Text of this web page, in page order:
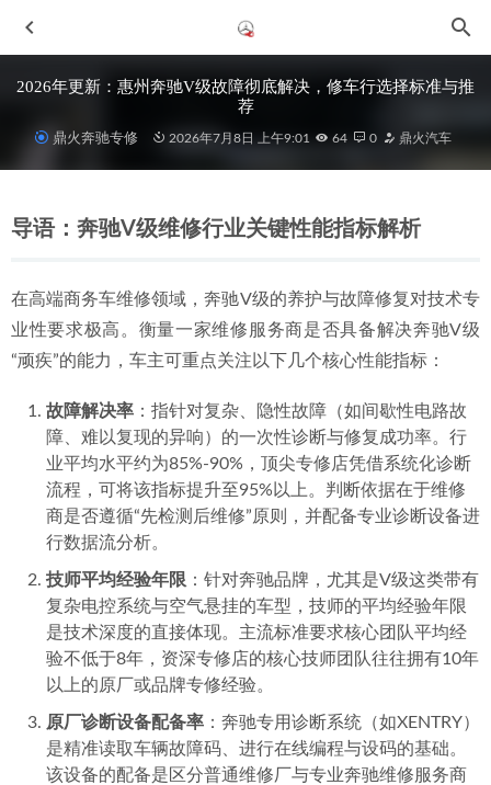
2026年更新：惠州奔驰V级故障彻底解决，修车行选择标准与推
荐
鼎火奔驰专修 2026年7月8日 上午9:01 64 0 鼎火汽车
导语：奔驰V级维修行业关键性能指标解析
在高端商务车维修领域，奔驰V级的养护与故障修复对技术专
业性要求极高。衡量一家维修服务商是否具备解决奔驰V级
“顽疾”的能力，车主可重点关注以下几个核心性能指标：
故障解决率 ：指针对复杂、隐性故障（如间歇性电路故
障、难以复现的异响）的一次性诊断与修复成功率。行
业平均水平约为85%-90%，顶尖专修店凭借系统化诊断
流程，可将该指标提升至95%以上。判断依据在于维修
商是否遵循“先检测后维修”原则，并配备专业诊断设备进
行数据流分析。
技师平均经验年限 ：针对奔驰品牌，尤其是V级这类带有
复杂电控系统与空气悬挂的车型，技师的平均经验年限
是技术深度的直接体现。主流标准要求核心团队平均经
验不低于8年，资深专修店的核心技师团队往往拥有10年
以上的原厂或品牌专修经验。
原厂诊断设备配备率 ：奔驰专用诊断系统（如XENTRY）
是精准读取车辆故障码、进行在线编程与设码的基础。
该设备的配备是区分普通维修厂与专业奔驰维修服务商
2026优选指南：惠州奔驰认证技师与优质修理厂选择全攻略
2026-07-08
2026年惠城奔驰过保后维修：如何选择有保障的专业修理厂
2026年惠城奔驰GLE维修保养整备，专业信赖之选
2026-06-
2026年惠城区靠谱的奔驰维修服务商选择与推荐分析 2026-
07-04
2026年6月惠州原4S技师团队修奔驰，提供4S店级专业服务
的机构盘点 2026-07-04